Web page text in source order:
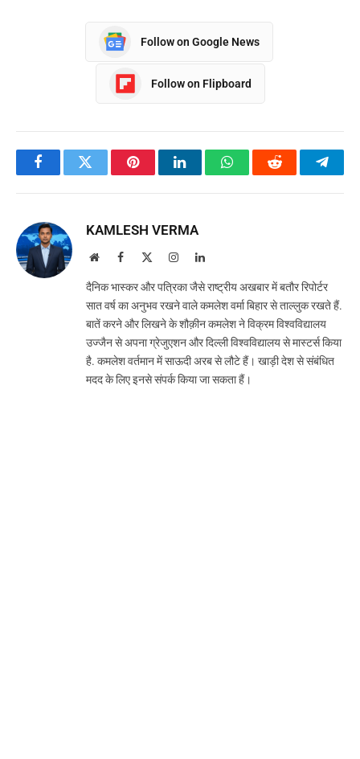
Follow on Google News
Follow on Flipboard
FacebookTwitter PinterestLinkedInWhatsAppReddit
KAMLESH VERMA
WebsiteFacebook InstagramLinkedIn
दैनिक भास्कर और पत्रिका जैसे राष्ट्रीय अखबार में बतौर रिपोर्टर
सात वर्ष का अनुभव रखने वाले कमलेश वर्मा बिहार से ताल्लुक रखते हैं.
बातें करने और लिखने के शौक़ीन कमलेश ने विक्रम विश्वविद्यालय
उज्जैन से अपना ग्रेजुएशन और दिल्ली विश्वविद्यालय से मास्टर्स किया
है. कमलेश वर्तमान में साऊदी अरब से लौटे हैं। खाड़ी देश से संबंधित
मदद के लिए इनसे संपर्क किया जा सकता हैं।